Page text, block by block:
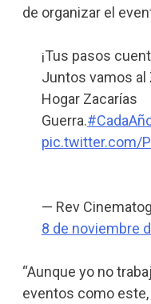
de organizar el
¡Tus pasos
Juntos vamos al
Hogar Zacarías
Guerra.
pic.twitter.com/
— Rev
8 de noviembre
“Aunque yo no
eventos como